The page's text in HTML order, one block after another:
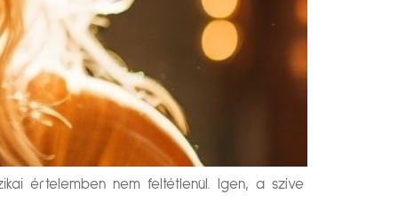
értelemben nem feltétlenül. Igen, a szíve